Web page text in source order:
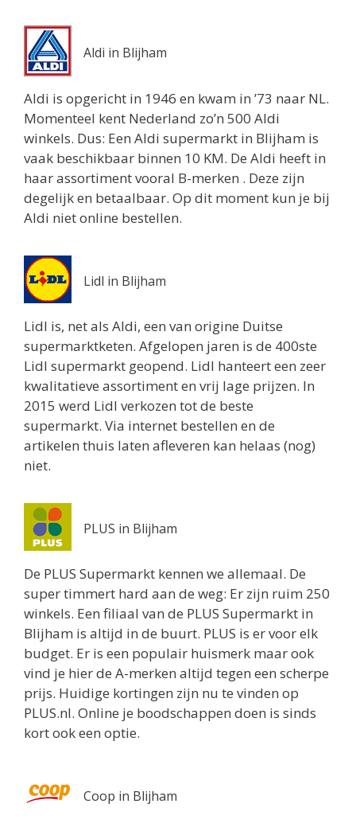
Aldi in Blijham
Aldi is opgericht in 1946 en kwam in ’73 naar NL.
Momenteel kent Nederland zo’n 500 Aldi
winkels. Dus: Een Aldi supermarkt in Blijham is
vaak beschikbaar binnen 10 KM. De Aldi heeft in
haar assortiment vooral B-merken . Deze zijn
degelijk en betaalbaar. Op dit moment kun je bij
Aldi niet online bestellen.
Lidl in Blijham
Lidl is, net als Aldi, een van origine Duitse
supermarktketen. Afgelopen jaren is de 400ste
Lidl supermarkt geopend. Lidl hanteert een zeer
kwalitatieve assortiment en vrij lage prijzen. In
2015 werd Lidl verkozen tot de beste
supermarkt. Via internet bestellen en de
artikelen thuis laten afleveren kan helaas (nog)
niet.
PLUS in Blijham
De PLUS Supermarkt kennen we allemaal. De
super timmert hard aan de weg: Er zijn ruim 250
winkels. Een filiaal van de PLUS Supermarkt in
Blijham is altijd in de buurt. PLUS is er voor elk
budget. Er is een populair huismerk maar ook
vind je hier de A-merken altijd tegen een scherpe
prijs. Huidige kortingen zijn nu te vinden op
PLUS.nl. Online je boodschappen doen is sinds
kort ook een optie.
Coop in Blijham